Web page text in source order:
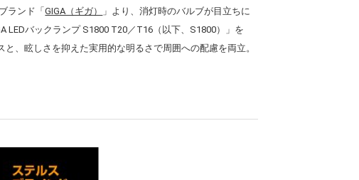
ランド「GIGA（ギガ）
」より、消灯時のバルブが目立ちに
LEDバックランプ S1800 T20／T16（以下、S1800）」を
、眩しさを抑えた実用的な明るさで周囲への配慮を両立。